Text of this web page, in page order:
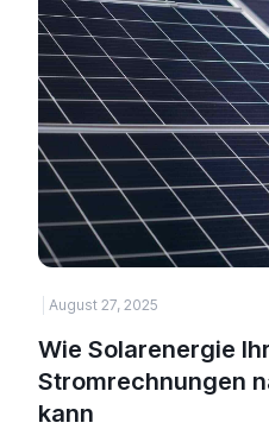
August 27, 2025
Wie Solarenergie
Stromrechnungen
kann